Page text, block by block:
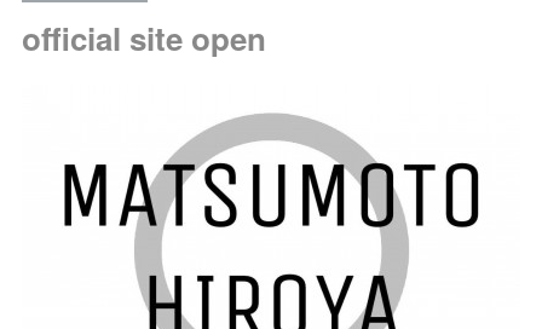
official site open